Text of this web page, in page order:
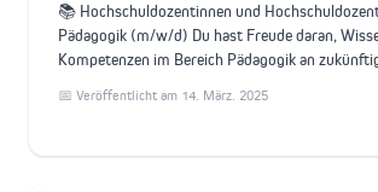
📚 Hochschuldozentinnen und
Pädagogik (m/w/d) Du hast Freude daran,
Kompetenzen im Bereich Pädagogik an
📅 Veröffentlicht am 14. März. 2025